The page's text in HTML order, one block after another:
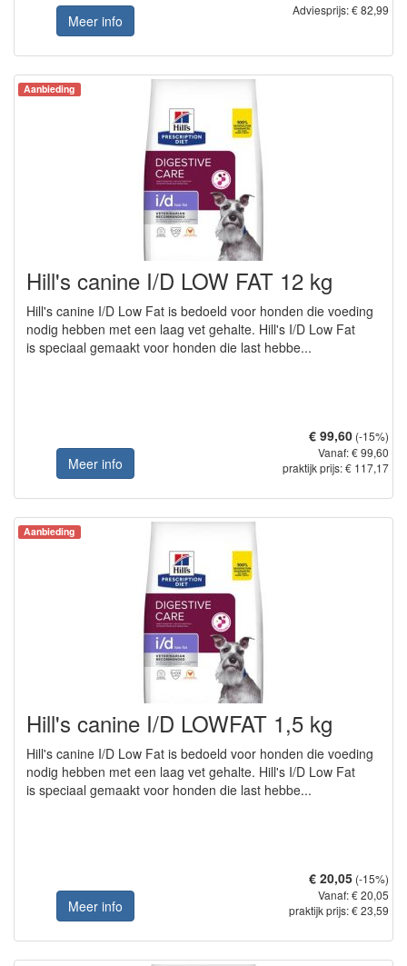
Meer info
Adviesprijs: € 82,99
Aanbieding
Hill's canine I/D LOW FAT 12 kg
Hill's canine I/D Low Fat is bedoeld voor honden die voeding
nodig hebben met een laag vet gehalte. Hill's I/D Low Fat
is speciaal gemaakt voor honden die last hebbe...
Meer info
€ 99,60 (-15%)
Vanaf: € 99,60
praktijk prijs: € 117,17
Aanbieding
Hill's canine I/D LOWFAT 1,5 kg
Hill's canine I/D Low Fat is bedoeld voor honden die voeding
nodig hebben met een laag vet gehalte. Hill's I/D Low Fat
is speciaal gemaakt voor honden die last hebbe...
Meer info
€ 20,05 (-15%)
Vanaf: € 20,05
praktijk prijs: € 23,59